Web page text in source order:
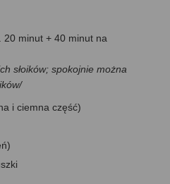
20 minut + 40 minut na
słoików; spokojnie można
i ciemna część)